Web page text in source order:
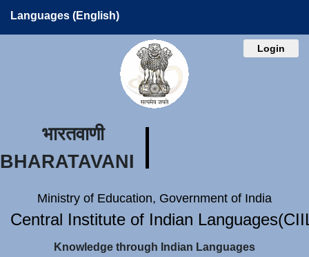
Languages (English)
Login
भारतवाणी
BHARATAVANI
Ministry of Education, Government of India
Central Institute of Indian
Knowledge through Indian Languages